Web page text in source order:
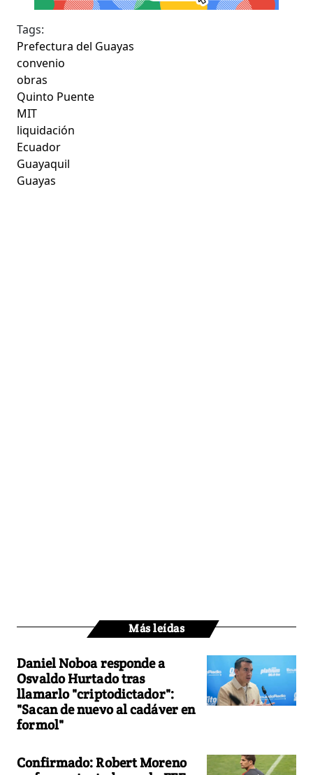
Tags:
Prefectura del Guayas
convenio
obras
Quinto Puente
MIT
liquidación
Ecuador
Guayaquil
Guayas
Más leídas
Daniel Noboa responde a
Osvaldo Hurtado tras
llamarlo "criptodictador":
"Sacan de nuevo al cadáver en
formol"
Confirmado: Robert Moreno